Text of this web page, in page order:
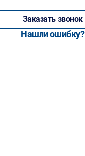
Заказать звонок
Нашли ошибку?